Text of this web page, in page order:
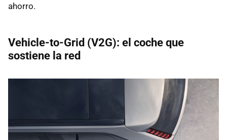
ahorro.
Vehicle-to-Grid (V2G): el coche que
sostiene la red